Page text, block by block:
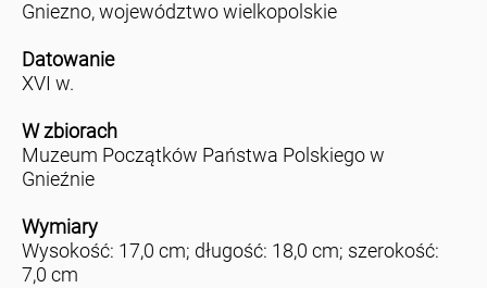
Gniezno, województwo wielkopolskie
Datowanie
XVI w.
W zbiorach
Muzeum Początków Państwa Polskiego w
Gnieźnie
Wymiary
Wysokość: 17,0 cm; długość: 18,0 cm; szerokość:
7,0 cm